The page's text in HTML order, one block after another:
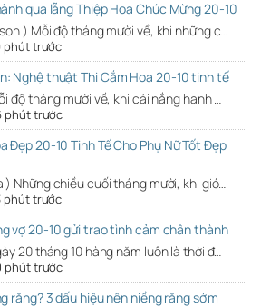
qua lẵng Thiệp Hoa Chúc Mừng 20-10
) Mỗi độ tháng mười về, khi những c…
phút trước
Nghệ thuật Thi Cắm Hoa 20-10 tinh tế
độ tháng mười về, khi cái nắng hanh …
phút trước
Đẹp 20-10 Tinh Tế Cho Phụ Nữ Tốt Đẹp
) Những chiều cuối tháng mười, khi gió…
phút trước
vợ 20-10 gửi trao tình cảm chân thành
20 tháng 10 hàng năm luôn là thời đ…
phút trước
răng? 3 dấu hiệu nên niềng răng sớm